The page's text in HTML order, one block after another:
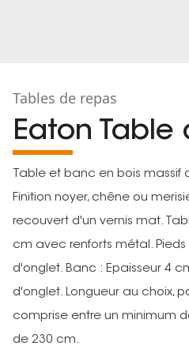
Tables de repas
Eaton Table
Table et banc en bois
Finition noyer, chêne ou
recouvert d'un vernis mat.
cm avec renforts métal.
d'onglet. Banc : Epaisseur 4
d'onglet. Longueur au choix,
comprise entre un minimum
de 230 cm.